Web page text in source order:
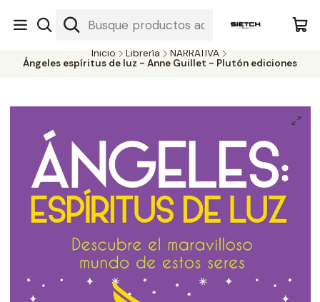
Nuestra librería - Serrano 317 local 3 - Limache.
#SomospartedelSietch
Inicio Librería
NARRATIVA
Ángeles espíritus de luz - Anne Guillet - Plutón ediciones